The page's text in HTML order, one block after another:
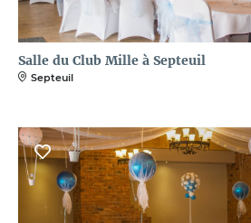
Salle du Club Mille à Septeuil
Septeuil